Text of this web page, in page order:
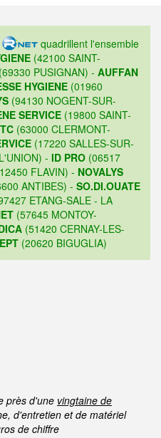
quadrillent l'ensemble
(42100 SAINT-
PUSIGNAN) - AUFFAN
HYGIENE(01960
(94130 NOGENT-SUR-
SERVICE(19800 SAINT-
(63000 CLERMONT-
(17220 SALLES-SUR-
- ID PRO(06517
FLAVIN) - NOVALYS
ANTIBES) - SO.DI.OUATE
ETANG-SALE - LA
(57645 MONTOY-
(51420 CERNAY-LES-
(20620 BIGUGLIA)
près d'une vingtaine de
d'entretien et de matériel
de chiffre